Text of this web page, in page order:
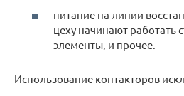
питание на линии
цеху начинают работать
элементы, и прочее.
Использование контакторов